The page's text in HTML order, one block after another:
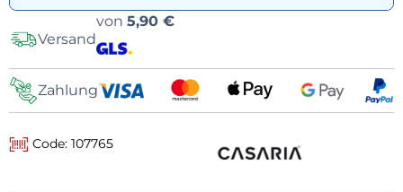
Versand
von 5,90 €
Zahlung
Code: 107765